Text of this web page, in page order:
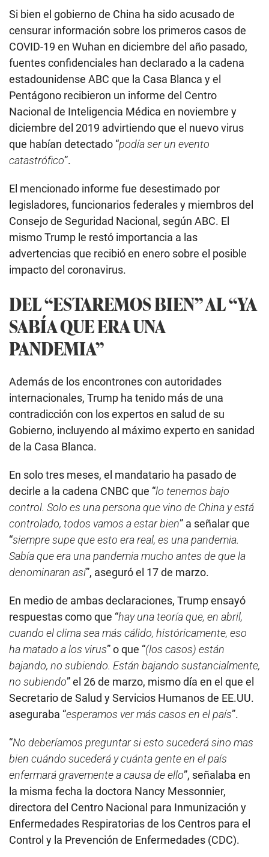
Si bien el gobierno de China ha sido acusado de
censurar información sobre los primeros casos de
COVID-19 en Wuhan en diciembre del año pasado,
fuentes confidenciales han declarado a la cadena
estadounidense ABC que la Casa Blanca y el
Pentágono recibieron un informe del Centro
Nacional de Inteligencia Médica en noviembre y
diciembre del 2019 advirtiendo que el nuevo virus
que habían detectado “podía ser un evento
catastrófico”.
El mencionado informe fue desestimado por
legisladores, funcionarios federales y miembros del
Consejo de Seguridad Nacional, según ABC. El
mismo Trump le restó importancia a las
advertencias que recibió en enero sobre el posible
impacto del coronavirus.
DEL“ESTAREMOS BIEN”AL“YA
SABÍA QUE ERA UNA
PANDEMIA”
Además de los encontrones con autoridades
internacionales, Trump ha tenido más de una
contradicción con los expertos en salud de su
Gobierno, incluyendo al máximo experto en sanidad
de la Casa Blanca.
En solo tres meses, el mandatario ha pasado de
decirle a la cadena CNBC que “lo tenemos bajo
control. Solo es una persona que vino de China y está
controlado, todos vamos a estar bien” a señalar que
“siempre supe que esto era real, es una pandemia.
Sabía que era una pandemia mucho antes de que la
denominaran así”, aseguró el 17 de marzo.
En medio de ambas declaraciones, Trump ensayó
respuestas como que “hay una teoría que, en abril,
cuando el clima sea más cálido, históricamente, eso
ha matado a los virus” o que “(los casos) están
bajando, no subiendo. Están bajando sustancialmente,
no subiendo” el 26 de marzo, mismo día en el que el
Secretario de Salud y Servicios Humanos de EE.UU.
aseguraba “esperamos ver más casos en el país”.
“No deberíamos preguntar si esto sucederá sino mas
bien cuándo sucederá y cuánta gente en el país
enfermará gravemente a causa de ello”, señalaba en
la misma fecha la doctora Nancy Messonnier,
directora del Centro Nacional para Inmunización y
Enfermedades Respiratorias de los Centros para el
Control y la Prevención de Enfermedades (CDC).